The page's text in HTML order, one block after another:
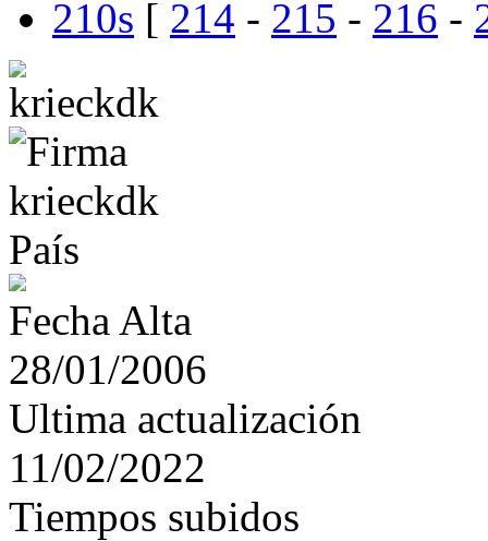
210s [ 214 - 215 - 216 -
País
Fecha Alta
28/01/2006
Ultima actualización
11/02/2022
Tiempos subidos